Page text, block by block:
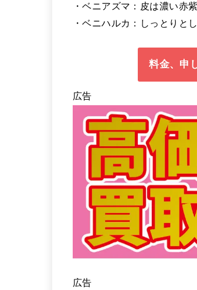
・ベニアズマ：皮は濃い赤
・ベニハルカ：しっとりと
料金、申
広告
広告